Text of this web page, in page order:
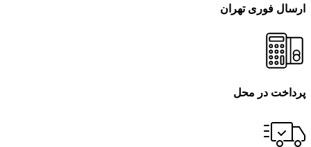
ارسال فوری تهران
پرداخت در محل